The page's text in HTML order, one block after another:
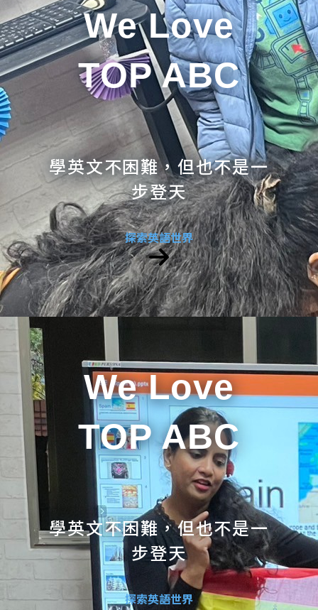
We Love
TOP ABC
學英文不困難，但也不是一
步登天
探索英語世界
We Love
TOP ABC
學英文不困難，但也不是一
步登天
探索英語世界